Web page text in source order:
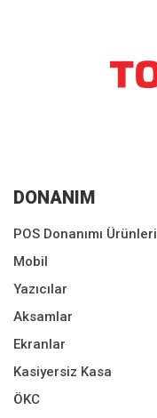
DONANIM
POS Donanımı Ürünleri
Mobil
Yazıcılar
Aksamlar
Ekranlar
Kasiyersiz Kasa
ÖKC